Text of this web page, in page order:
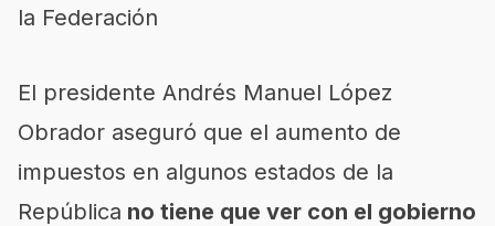
la Federación
El presidente Andrés Manuel López
Obrador aseguró que el aumento de
impuestos en algunos estados de la
República no tiene que ver con el gobierno